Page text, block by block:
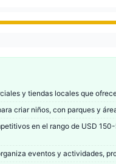
y tiendas locales que
criar niños, con parques y
en el rango de USD
eventos y actividades,